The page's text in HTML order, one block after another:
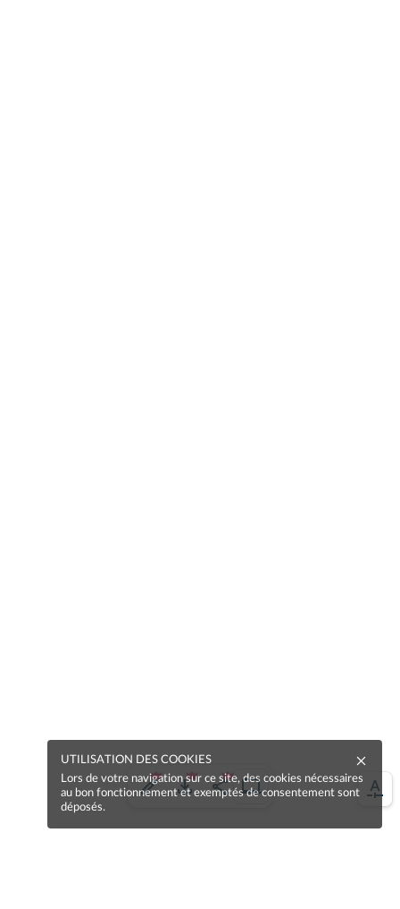
UTILISATION DES COOKIES
Lors de votre navigation sur ce site, des cookies nécessaires
au bon fonctionnement et exemptés de consentement sont
déposés.